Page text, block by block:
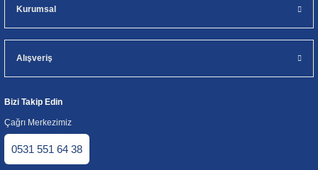
Kurumsal
Alışveriş
Bizi Takip Edin
Çağrı Merkezimiz
0531 551 64 38